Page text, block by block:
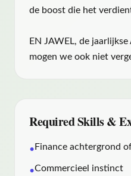
de boost die het
EN JAWEL, de
mogen we ook niet
Required Skills &
• Finance achtergrond
•Commercieel instinct